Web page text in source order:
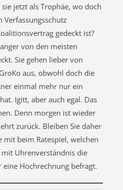
jetzt als Trophäe, wo doch
Verfassungsschutz
gedeckt ist?
von den meisten
Sie gehen lieber von
aus, obwohl doch die
einmal mehr nur ein
Igitt, aber auch egal. Das
Denn morgen ist wieder
zurück. Bleiben Sie daher
mit beim Ratespiel, welchen
Uhrenverständnis die
eine Hochrechnung befragt.